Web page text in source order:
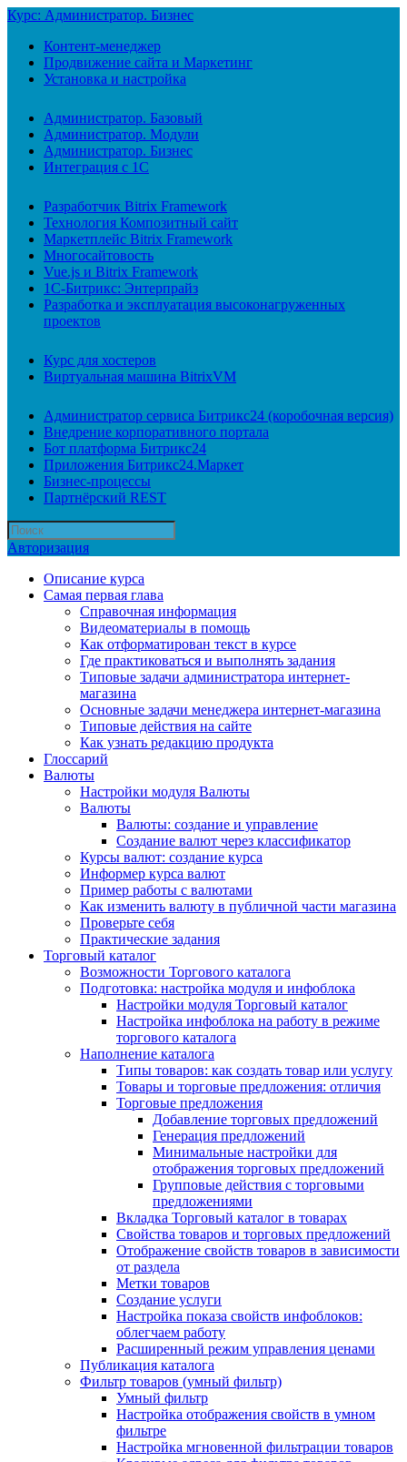
Курс: Администратор. Бизнес
Контент-менеджер
Продвижение сайта и Маркетинг
Установка и настройка
Администратор. Базовый
Администратор. Модули
Администратор. Бизнес
Интеграция с 1С
Разработчик Bitrix Framework
Технология Композитный сайт
Маркетплейс Bitrix Framework
Многосайтовость
Vue.js и Bitrix Framework
1С-Битрикс: Энтерпрайз
Разработка и эксплуатация высоконагруженных
проектов
Курс для хостеров
Виртуальная машина BitrixVM
Администратор сервиса Битрикс24 (коробочная версия)
Внедрение корпоративного портала
Бот платформа Битрикс24
Приложения Битрикс24.Маркет
Бизнес-процессы
Партнёрский REST
Авторизация
Описание курса
Самая первая глава
Справочная информация
Видеоматериалы в помощь
Как отформатирован текст в курсе
Где практиковаться и выполнять задания
Типовые задачи администратора интернет-
магазина
Основные задачи менеджера интернет-магазина
Типовые действия на сайте
Как узнать редакцию продукта
Глоссарий
Валюты
Настройки модуля Валюты
Валюты
Валюты: создание и управление
Создание валют через классификатор
Курсы валют: создание курса
Информер курса валют
Пример работы с валютами
Как изменить валюту в публичной части магазина
Проверьте себя
Практические задания
Торговый каталог
Возможности Торгового каталога
Подготовка: настройка модуля и инфоблока
Настройки модуля Торговый каталог
Настройка инфоблока на работу в режиме
торгового каталога
Наполнение каталога
Типы товаров: как создать товар или услугу
Товары и торговые предложения: отличия
Торговые предложения
Добавление торговых предложений
Генерация предложений
Минимальные настройки для
отображения торговых предложений
Групповые действия с торговыми
предложениями
Вкладка Торговый каталог в товарах
Свойства товаров и торговых предложений
Отображение свойств товаров в зависимости
от раздела
Метки товаров
Создание услуги
Настройка показа свойств инфоблоков:
облегчаем работу
Расширенный режим управления ценами
Публикация каталога
Фильтр товаров (умный фильтр)
Умный фильтр
Настройка отображения свойств в умном
фильтре
Настройка мгновенной фильтрации товаров